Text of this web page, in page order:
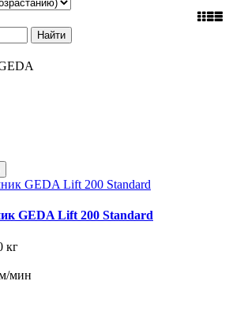
GEDA Lift 200 Standard
кг
мин